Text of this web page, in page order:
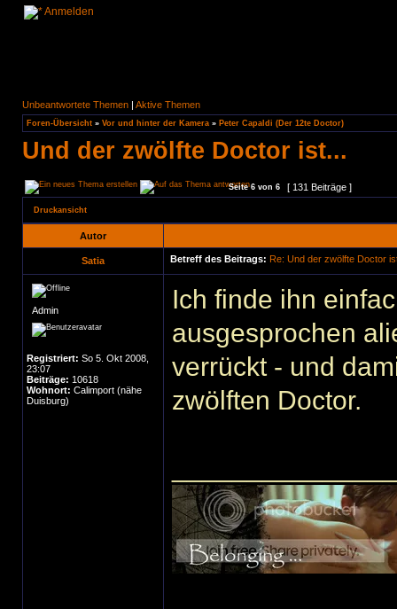
Anmelden
Unbeantwortete Themen | Aktive Themen
Foren-Übersicht » Vor und hinter der Kamera » Peter Capaldi (Der 12te Doctor)
Und der zwölfte Doctor ist...
Seite6 von 6 [ 131 Beiträge ]
Druckansicht
Autor
Satia Betreff des Beitrags: Re: Und der zwölfte Doctor
Admin
Registriert: So 5. Okt 2008,
23:07
Beiträge: 10618
Wohnort: Calimport (nähe
Duisburg)
Ich finde ihn
ausgesprochen
verrückt - und
zwölften Doctor.